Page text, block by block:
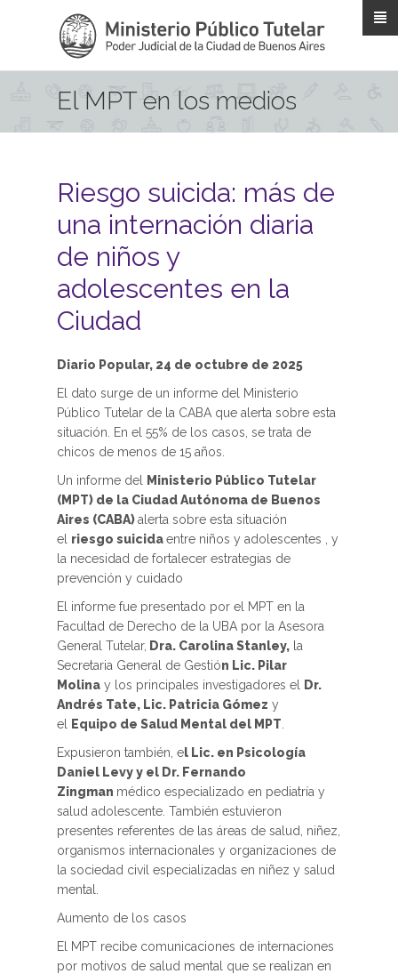
El MPT en los medios
Riesgo suicida: más de
una internación diaria
de niños y
adolescentes en la
Ciudad
Diario Popular, 24 de octubre de 2025
El dato surge de un informe del Ministerio
Público Tutelar de la CABA que alerta sobre esta
situación. En el 55% de los casos, se trata de
chicos de menos de 15 años.
Un informe del
Ministerio Público Tutelar
(MPT) de la Ciudad Autónoma de Buenos
Aires (CABA)alerta sobre esta situación
el riesgo suicidaentre niños y adolescentes , y
la necesidad de fortalecer estrategias de
prevención y cuidado
El informe fue presentado por el MPT en la
Facultad de Derecho de la UBA por la Asesora
General Tutelar, Dra. Carolina Stanley, la
Secretaria General de Gestión Lic. Pilar
Molina y los principales investigadores el
Dr.
Andrés Tate, Lic. Patricia Gómez y
el
Equipo de Salud Mental del MPT
Expusieron también, el Lic. en Psicología
Daniel Levy y el Dr. Fernando
Zingman médico especializado en pediatría y
salud adolescente. También estuvieron
presentes referentes de las áreas de salud, niñez,
organismos internacionales y organizaciones de
la sociedad civil especializadas en niñez y salud
mental.
Aumento de los casos
El MPT recibe comunicaciones de internaciones
por motivos de salud mental que se realizan en